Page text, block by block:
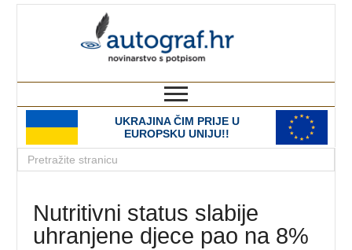
UKRAJINA ČIM PRIJE U
EUROPSKU UNIJU!!
Nutritivni status slabije
uhranjene djece pao na 8%